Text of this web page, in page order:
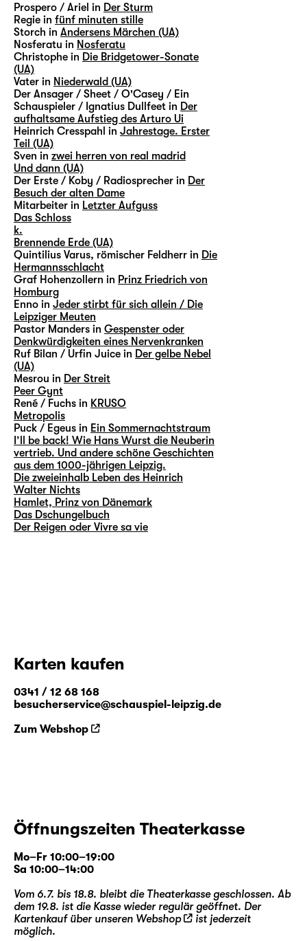
Prospero / Ariel in Der Sturm
Regie in fünf minuten stille
Storch in Andersens Märchen (UA)
Nosferatu in Nosferatu
Christophe in Die Bridgetower-Sonate
(UA)
Vater in Niederwald (UA)
Der Ansager / Sheet / O'Casey / Ein
Schauspieler / Ignatius Dullfeet in Der
aufhaltsame Aufstieg des Arturo Ui
Heinrich Cresspahl in Jahrestage. Erster
Teil (UA)
Sven in zwei herren von real madrid
Und dann (UA)
Der Erste / Koby / Radiosprecher in Der
Besuch der alten Dame
Mitarbeiter in Letzter Aufguss
Das Schloss
k.
Brennende Erde (UA)
Quintilius Varus, römischer Feldherr in Die
Hermannsschlacht
Graf Hohenzollern in Prinz Friedrich von
Homburg
Enno in Jeder stirbt für sich allein / Die
Leipziger Meuten
Pastor Manders in Gespenster oder
Denkwürdigkeiten eines Nervenkranken
Ruf Bilan / Urfin Juice in Der gelbe Nebel
(UA)
Mesrou in Der Streit
Peer Gynt
René / Fuchs in KRUSO
Metropolis
Puck / Egeus in Ein Sommernachtstraum
I’ll be back! Wie Hans Wurst die Neuberin
vertrieb. Und andere schöne Geschichten
aus dem 1000-jährigen Leipzig.
Die zweieinhalb Leben des Heinrich
Walter Nichts
Hamlet, Prinz von Dänemark
Das Dschungelbuch
Der Reigen oder Vivre sa vie
Karten kaufen
0341 / 12 68 168
besucherservice@schauspiel-leipzig.de
Zum Webshop
Öffnungszeiten Theaterkasse
Mo–Fr 10:00–19:00
Sa 10:00–14:00
Vom 6.7. bis 18.8. bleibt die Theaterkasse geschlossen. Ab
dem 19.8. ist die Kasse wieder regulär geöffnet. Der
Kartenkauf über unseren Webshop
ist jederzeit
möglich.